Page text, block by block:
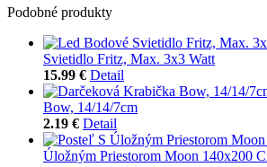
Podobné produkty
Svietidlo Fritz, Max. 3x3 Watt
15.99 € Detail
Bow, 14/14/7cm
2.19 € Detail
Úložným Priestorom Moon 140x200